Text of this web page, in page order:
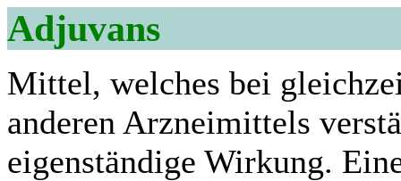
Adjuvans
Mittel, welches bei
anderen Arzneimittels
eigenständige Wirkung.